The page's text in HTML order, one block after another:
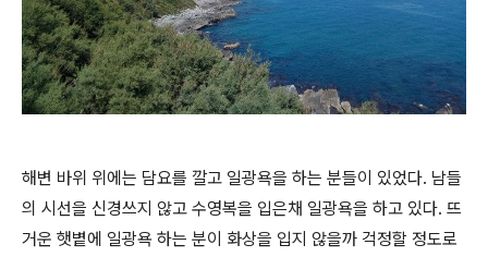
해변 바위 위에는 담요를 깔고 일광욕을 하는 분들이 있었다. 남들
의 시선을 신경쓰지 않고 수영복을 입은채 일광욕을 하고 있다. 뜨
거운 햇볕에 일광욕 하는 분이 화상을 입지 않을까 걱정할 정도로